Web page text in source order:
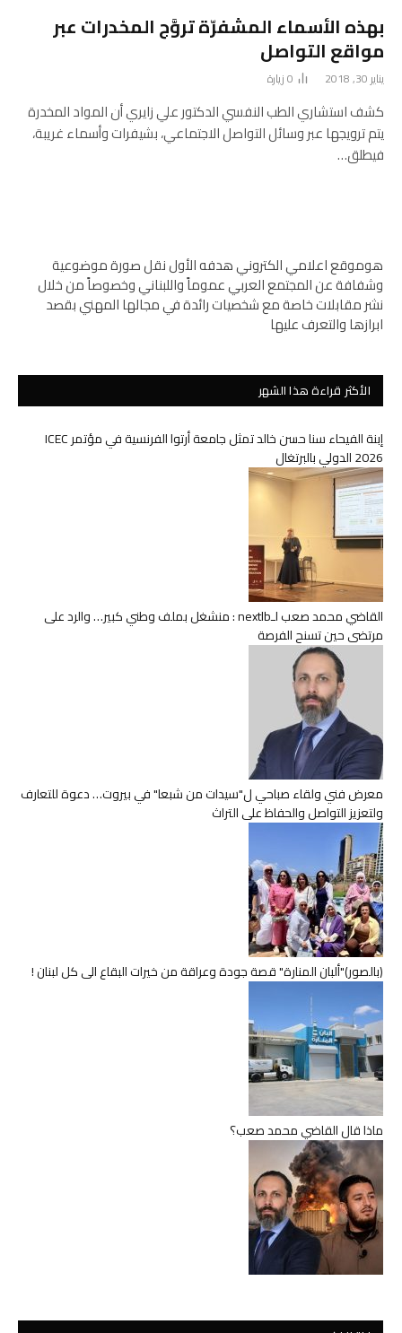
بهذه الأسماء المشفرّة تروَّج المخدرات عبر
مواقع التواصل
يناير 30, 2018 0زيارة
كشف استشاري الطب النفسي الدكتور علي زايري أن المواد المخدرة
يتم ترويجها عبر وسائل التواصل الاجتماعي، بشيفرات وأسماء غريبة،
فيطلق…
هوموقع اعلامي الكتروني هدفه الأول نقل صورة موضوعية
وشفافة عن المجتمع العربي عموماً واللبناني وخصوصاً من خلال
نشر مقابلات خاصة مع شخصيات رائدة في مجالها المهني بقصد
ابرازها والتعرف عليها
الأكثر قراءة هذا الشهر
إبنة الفيحاء سنا حسن خالد تمثل جامعة أرتوا الفرنسية في مؤتمر ICEC
2026 الدولي بالبرتغال
القاضي محمد صعب لـnextlb : منشغل بملف وطني كبير… والرد على
مرتضى حين تسنح الفرصة
معرض فني ولقاء صباحي ل"سيدات من شبعا" في بيروت… دعوة للتعارف
ولتعزيز التواصل والحفاظ على التراث
(بالصور)"ألبان المنارة" قصة جودة وعراقة من خيرات البقاع الى كل لبنان !
ماذا قال القاضي محمد صعب؟